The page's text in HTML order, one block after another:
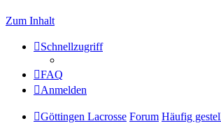
Zum Inhalt
Schnellzugriff
FAQ
Anmelden
Göttingen Lacrosse Forum Häufig